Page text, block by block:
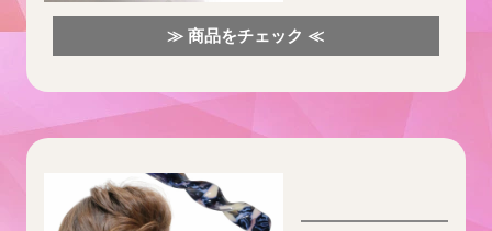
≫ 商品をチェック ≪